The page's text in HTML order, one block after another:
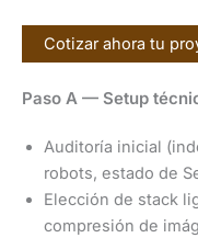
Cotizar ahora tu
Paso A — Setup
Auditoría inicial
robots, estado de
Elección de stack
compresión de